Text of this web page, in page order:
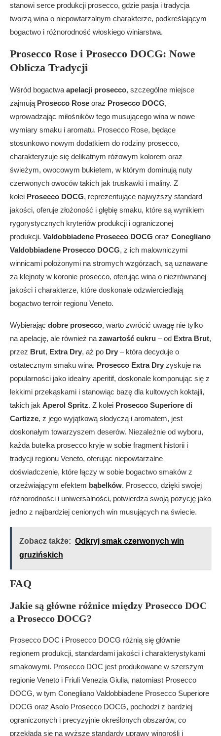
stanowi serce produkcji prosecco, gdzie pasja i tradycja
tworzą wina o niepowtarzalnym charakterze, podkreślającym
bogactwo i różnorodność włoskiego winiarstwa.
Prosecco Rose i Prosecco DOCG: Nowe
Oblicza Tradycji
Wśród bogactwa apelacji prosecco, szczególne miejsce
zajmują Prosecco Rose oraz Prosecco DOCG,
wprowadzając miłośników tego musującego wina w nowe
wymiary smaku i aromatu. Prosecco Rose, będące
stosunkowo nowym dodatkiem do rodziny prosecco,
charakteryzuje się delikatnym różowym kolorem oraz
świeżym, owocowym bukietem, w którym dominują nuty
czerwonych owoców takich jak truskawki i maliny. Z
kolei Prosecco DOCG, reprezentujące najwyższy standard
jakości, oferuje złożoność i głębię smaku, które są wynikiem
rygorystycznych kryteriów produkcji i ograniczonej
produkcji. Valdobbiadene Prosecco DOCG oraz Conegliano
Valdobbiadene Prosecco DOCG, z ich malowniczymi
winnicami położonymi na stromych wzgórzach, są uznawane
za klejnoty w koronie prosecco, oferując wina o niezrównanej
jakości i charakterze, które doskonale odzwierciedlają
bogactwo terroir regionu Veneto.
Wybierając dobre prosecco, warto zwrócić uwagę nie tylko
na apelację, ale również na zawartość cukru – od Extra Brut,
przez Brut, Extra Dry, aż po Dry – która decyduje o
ostatecznym smaku wina. Prosecco Extra Dry zyskuje na
popularności jako idealny aperitif, doskonale komponując się z
lekkimi przekąskami i stanowiąc bazę dla kultowych koktajli,
takich jak Aperol Spritz. Z kolei Prosecco Superiore di
Cartizze, z jego wyjątkową słodyczą i aromatem, jest
doskonałym towarzyszem deserów. Niezależnie od wyboru,
każda butelka prosecco kryje w sobie fragment historii i
tradycji regionu Veneto, oferując niepowtarzalne
doświadczenie, które łączy w sobie bogactwo smaków z
orzeźwiającym efektem bąbelków. Prosecco, dzięki swojej
różnorodności i uniwersalności, potwierdza swoją pozycję jako
jedno z najbardziej cenionych win musujących na świecie.
Zobacz także: Odkryj smak czerwonych win
gruzińskich
FAQ
Jakie są główne różnice między Prosecco DOC
a Prosecco DOCG?
Prosecco DOC i Prosecco DOCG różnią się głównie
regionem produkcji, standardami jakości i charakterystykami
smakowymi. Prosecco DOC jest produkowane w szerszym
regionie Veneto i Friuli Venezia Giulia, natomiast Prosecco
DOCG, w tym Conegliano Valdobbiadene Prosecco Superiore
DOCG oraz Asolo Prosecco DOCG, pochodzi z bardziej
ograniczonych i precyzyjnie określonych obszarów, co
przekłada się na wyższe standardy uprawy winorośli i